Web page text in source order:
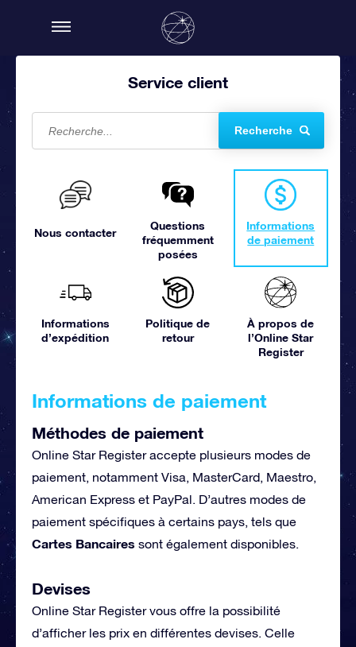
Service client
Recherche
Nous contacter
Questions
fréquemment
posées
Informations
de paiement
Informations
d’expédition
Politique de
retour
À propos de
l’Online Star
Register
Informations de paiement
Méthodes de paiement
Online Star Register accepte plusieurs modes de
paiement, notamment Visa, MasterCard, Maestro,
American Express et PayPal. D’autres modes de
paiement spécifiques à certains pays, tels que
Cartes Bancaires sont également disponibles.
Devises
Online Star Register vous offre la possibilité
d’afficher les prix en différentes devises. Celle